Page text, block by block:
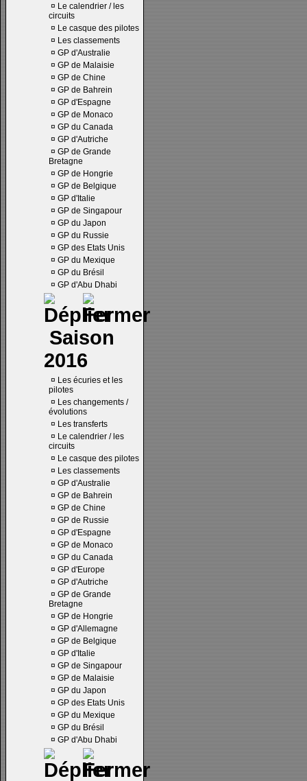
¤ Le calendrier / les
circuits
¤ Le casque des pilotes
¤ Les classements
¤ GP d'Australie
¤ GP de Malaisie
¤ GP de Chine
¤ GP de Bahrein
¤ GP d'Espagne
¤ GP de Monaco
¤ GP du Canada
¤ GP d'Autriche
¤ GP de Grande
Bretagne
¤ GP de Hongrie
¤ GP de Belgique
¤ GP d'Italie
¤ GP de Singapour
¤ GP du Japon
¤ GP du Russie
¤ GP des Etats Unis
¤ GP du Mexique
¤ GP du Brésil
¤ GP d'Abu Dhabi
Saison
2016
¤ Les écuries et les
pilotes
¤ Les changements /
évolutions
¤ Les transferts
¤ Le calendrier / les
circuits
¤ Le casque des pilotes
¤ Les classements
¤ GP d'Australie
¤ GP de Bahrein
¤ GP de Chine
¤ GP de Russie
¤ GP d'Espagne
¤ GP de Monaco
¤ GP du Canada
¤ GP d'Europe
¤ GP d'Autriche
¤ GP de Grande
Bretagne
¤ GP de Hongrie
¤ GP d'Allemagne
¤ GP de Belgique
¤ GP d'Italie
¤ GP de Singapour
¤ GP de Malaisie
¤ GP du Japon
¤ GP des Etats Unis
¤ GP du Mexique
¤ GP du Brésil
¤ GP d'Abu Dhabi